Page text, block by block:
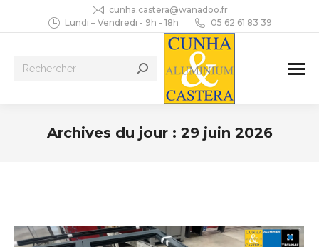
cunha.castera@wanadoo.fr
Lundi – Vendredi - 9h - 18h
05 62 61 83 39
Recherche
Archives du jour : 29 juin 2026